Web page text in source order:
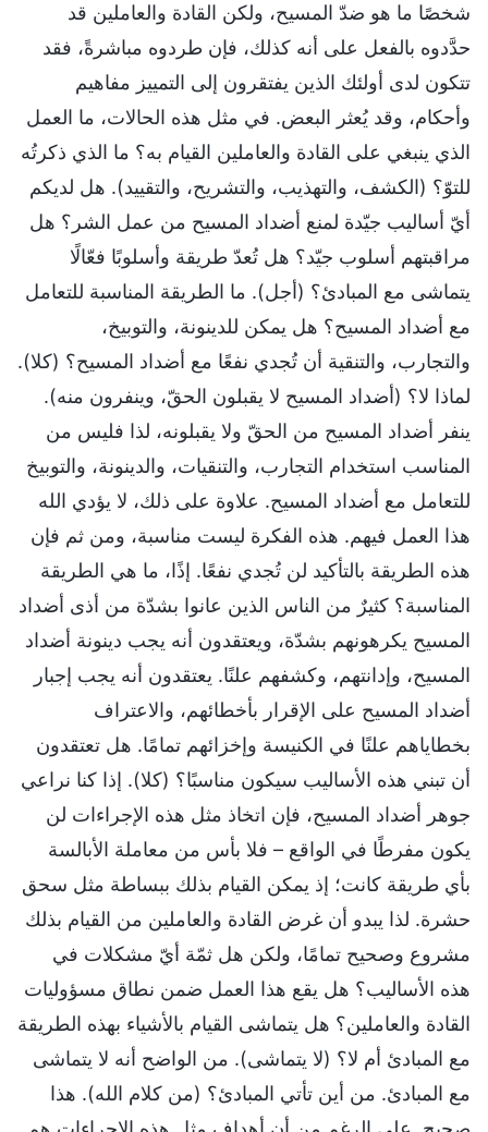
شخصًا ما هو ضدّ المسيح، ولكن القادة والعاملين قد
حدَّدوه بالفعل على أنه كذلك، فإن طردوه مباشرةً، فقد
تتكون لدى أولئك الذين يفتقرون إلى التمييز مفاهيم
وأحكام، وقد يُعثر البعض. في مثل هذه الحالات، ما العمل
الذي ينبغي على القادة والعاملين القيام به؟ ما الذي ذكرتُه
للتوّ؟ (الكشف، والتهذيب، والتشريح، والتقييد). هل لديكم
أيّ أساليب جيّدة لمنع أضداد المسيح من عمل الشر؟ هل
مراقبتهم أسلوب جيّد؟ هل تُعدّ طريقة وأسلوبًا فعّالًا
يتماشى مع المبادئ؟ (أجل). ما الطريقة المناسبة للتعامل
مع أضداد المسيح؟ هل يمكن للدينونة، والتوبيخ،
والتجارب، والتنقية أن تُجدي نفعًا مع أضداد المسيح؟ (كلا).
لماذا لا؟ (أضداد المسيح لا يقبلون الحقّ، وينفرون منه).
ينفر أضداد المسيح من الحقّ ولا يقبلونه، لذا فليس من
المناسب استخدام التجارب، والتنقيات، والدينونة، والتوبيخ
للتعامل مع أضداد المسيح. علاوة على ذلك، لا يؤدي الله
هذا العمل فيهم. هذه الفكرة ليست مناسبة، ومن ثم فإن
هذه الطريقة بالتأكيد لن تُجدي نفعًا. إذًا، ما هي الطريقة
المناسبة؟ كثيرٌ من الناس الذين عانوا بشدّة من أذى أضداد
المسيح يكرهونهم بشدّة، ويعتقدون أنه يجب دينونة أضداد
المسيح، وإدانتهم، وكشفهم علنًا. يعتقدون أنه يجب إجبار
أضداد المسيح على الإقرار بأخطائهم، والاعتراف
بخطاياهم علنًا في الكنيسة وإخزائهم تمامًا. هل تعتقدون
أن تبني هذه الأساليب سيكون مناسبًا؟ (كلا). إذا كنا نراعي
جوهر أضداد المسيح، فإن اتخاذ مثل هذه الإجراءات لن
يكون مفرطًا في الواقع – فلا بأس من معاملة الأبالسة
بأي طريقة كانت؛ إذ يمكن القيام بذلك ببساطة مثل سحق
حشرة. لذا يبدو أن غرض القادة والعاملين من القيام بذلك
مشروع وصحيح تمامًا، ولكن هل ثمّة أيّ مشكلات في
هذه الأساليب؟ هل يقع هذا العمل ضمن نطاق مسؤوليات
القادة والعاملين؟ هل يتماشى القيام بالأشياء بهذه الطريقة
مع المبادئ أم لا؟ (لا يتماشى). من الواضح أنه لا يتماشى
مع المبادئ. من أين تأتي المبادئ؟ (من كلام الله). هذا